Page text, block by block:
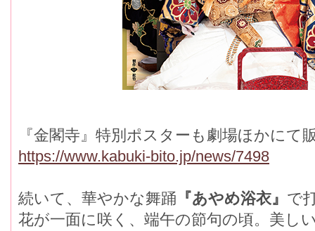
『金閣寺』特別ポスターも劇場ほかにて
https://www.kabuki-bito.jp/news/7498
続いて、華やかな舞踊 『あやめ浴衣』 で
花が一面に咲く、端午の節句の頃。美し